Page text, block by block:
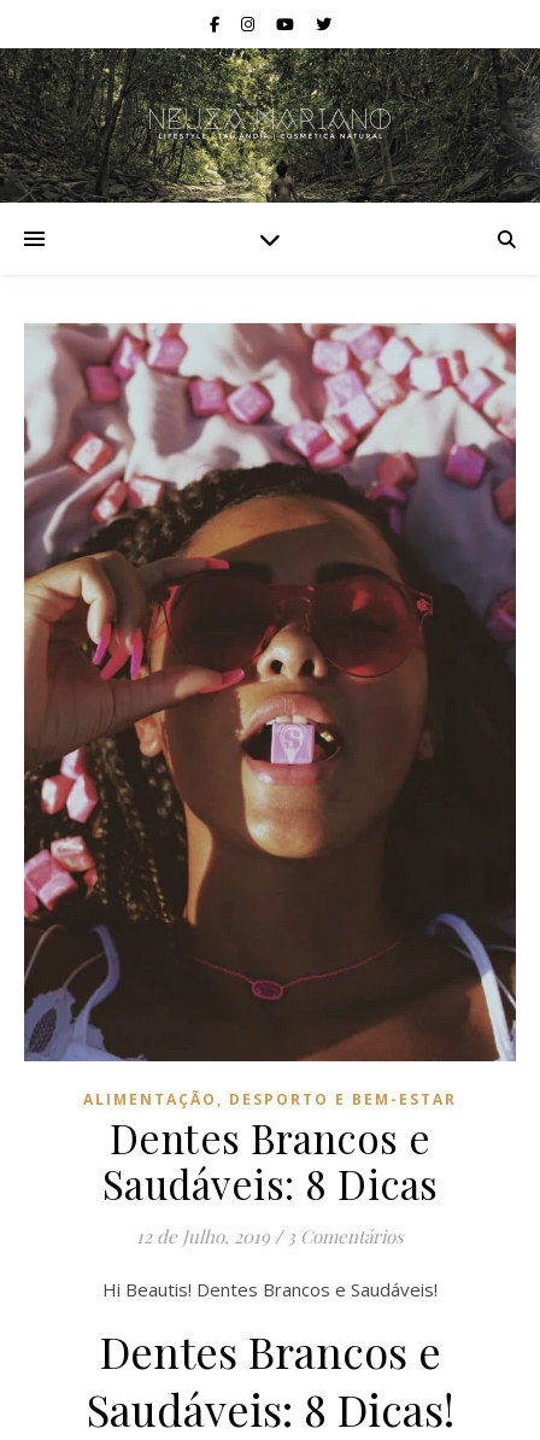
ALIMENTAÇÃO, DESPORTO E BEM-ESTAR
Dentes Brancos e
Saudáveis: 8 Dicas
12 de Julho, 2019 / 3 Comentários
Hi Beautis! Dentes Brancos e Saudáveis!
Dentes Brancos e
Saudáveis: 8 Dicas!